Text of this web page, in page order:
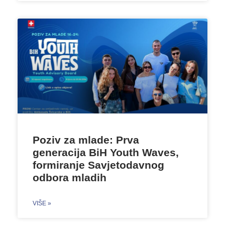
Poziv za mlade: Prva
generacija BiH Youth Waves,
formiranje Savjetodavnog
odbora mladih
VIŠE »